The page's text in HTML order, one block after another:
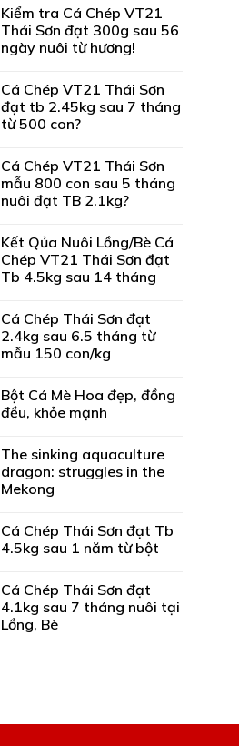
Kiểm tra Cá Chép VT21
Thái Sơn đạt 300g sau 56
ngày nuôi từ hương!
Cá Chép VT21 Thái Sơn
đạt tb 2.45kg sau 7 tháng
từ 500 con?
Cá Chép VT21 Thái Sơn
mẫu 800 con sau 5 tháng
nuôi đạt TB 2.1kg?
Kết Qủa Nuôi Lồng/Bè Cá
Chép VT21 Thái Sơn đạt
Tb 4.5kg sau 14 tháng
Cá Chép Thái Sơn đạt
2.4kg sau 6.5 tháng từ
mẫu 150 con/kg
Bột Cá Mè Hoa đẹp, đồng
đều, khỏe mạnh
The sinking aquaculture
dragon: struggles in the
Mekong
Cá Chép Thái Sơn đạt Tb
4.5kg sau 1 năm từ bột
Cá Chép Thái Sơn đạt
4.1kg sau 7 tháng nuôi tại
Lồng, Bè